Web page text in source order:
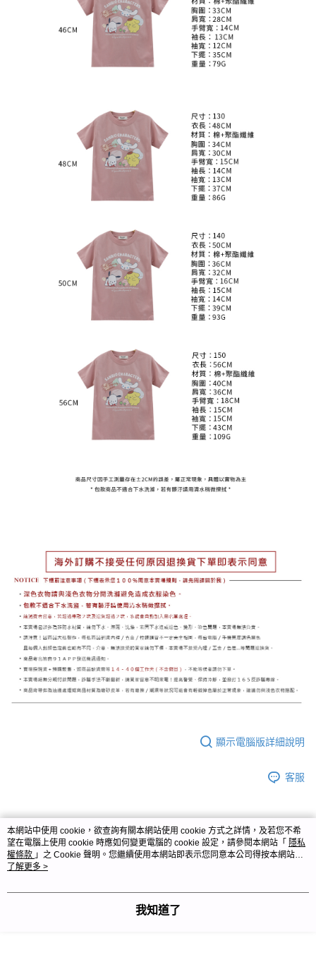
顯示電腦版詳細說明
客服
商品相關分類 (3) 查看全部
💟三麗鷗 Sanrio
本網站中使用 cookie，欲查詢有關本網站使用 cookie 方式之詳情，及若您不希
望在電腦上使用 cookie 時應如何變更電腦的 cookie 設定，請參閱本網站「 隱私
權條款 」之 Cookie 聲明。您繼續使用本網站即表示您同意本公司得按本網站使
用條款之 Cookie 聲明使用 cookie。
了解更多 >
我知道了